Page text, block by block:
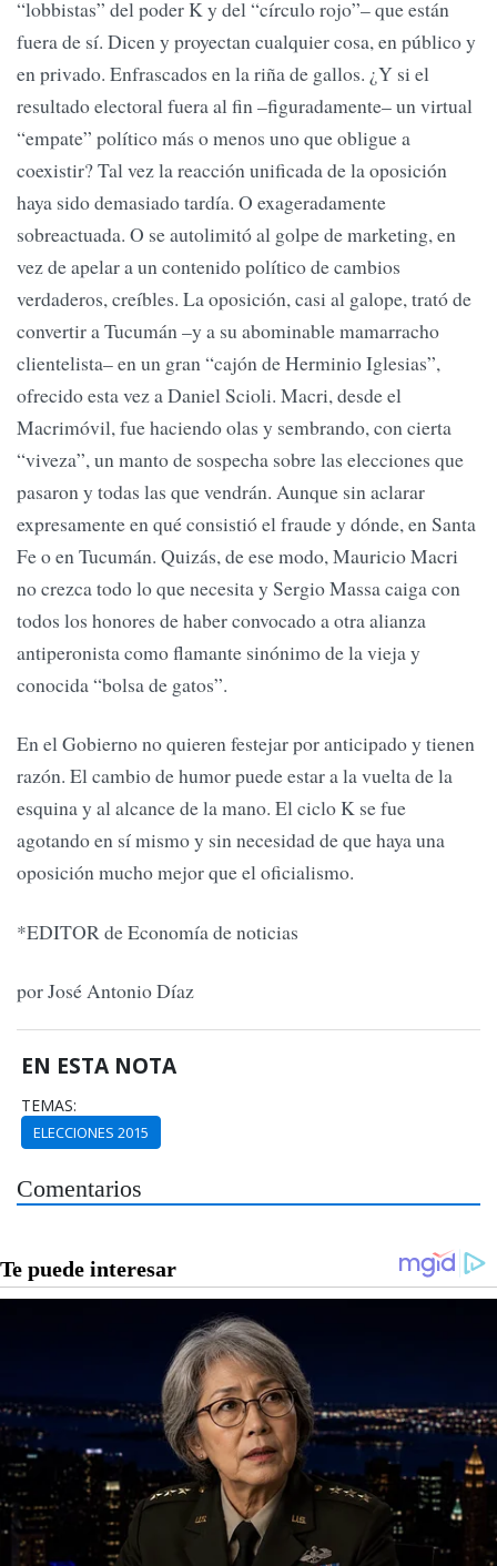
“lobbistas” del poder K y del “círculo rojo”– que están
fuera de sí. Dicen y proyectan cualquier cosa, en público y
en privado. Enfrascados en la riña de gallos. ¿Y si el
resultado electoral fuera al fin –figuradamente– un virtual
“empate” político más o menos uno que obligue a
coexistir? Tal vez la reacción unificada de la oposición
haya sido demasiado tardía. O exageradamente
sobreactuada. O se autolimitó al golpe de marketing, en
vez de apelar a un contenido político de cambios
verdaderos, creíbles. La oposición, casi al galope, trató de
convertir a Tucumán –y a su abominable mamarracho
clientelista– en un gran “cajón de Herminio Iglesias”,
ofrecido esta vez a Daniel Scioli. Macri, desde el
Macrimóvil, fue haciendo olas y sembrando, con cierta
“viveza”, un manto de sospecha sobre las elecciones que
pasaron y todas las que vendrán. Aunque sin aclarar
expresamente en qué consistió el fraude y dónde, en Santa
Fe o en Tucumán. Quizás, de ese modo, Mauricio Macri
no crezca todo lo que necesita y Sergio Massa caiga con
todos los honores de haber convocado a otra alianza
antiperonista como flamante sinónimo de la vieja y
conocida “bolsa de gatos”.
En el Gobierno no quieren festejar por anticipado y tienen
razón. El cambio de humor puede estar a la vuelta de la
esquina y al alcance de la mano. El ciclo K se fue
agotando en sí mismo y sin necesidad de que haya una
oposición mucho mejor que el oficialismo.
*EDITOR de Economía de noticias
por José Antonio Díaz
EN ESTA NOTA
TEMAS:
ELECCIONES 2015
Comentarios